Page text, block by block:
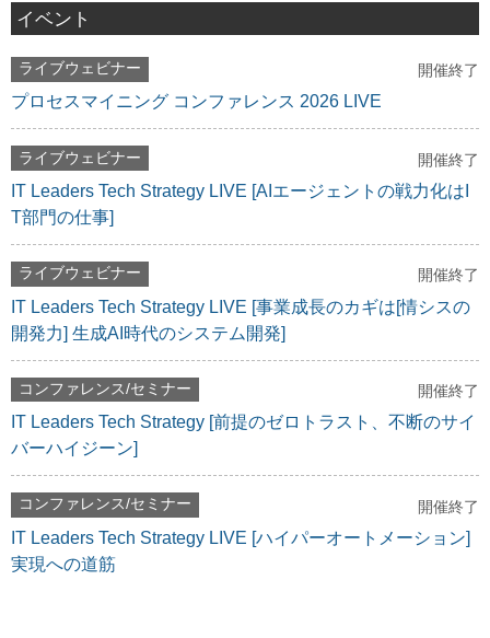
イベント
ライブウェビナー 開催終了
プロセスマイニング コンファレンス 2026 LIVE
ライブウェビナー 開催終了
IT Leaders Tech Strategy LIVE [AIエージェントの戦力化はI
T部門の仕事]
ライブウェビナー 開催終了
IT Leaders Tech Strategy LIVE [事業成長のカギは[情シスの
開発力] 生成AI時代のシステム開発]
コンファレンス/セミナー 開催終了
IT Leaders Tech Strategy [前提のゼロトラスト、不断のサイ
バーハイジーン]
コンファレンス/セミナー 開催終了
IT Leaders Tech Strategy LIVE [ハイパーオートメーション]
実現への道筋